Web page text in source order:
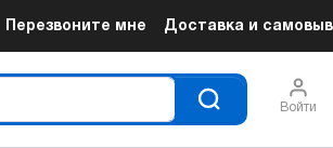
Перезвоните мне Доставка и
Войти